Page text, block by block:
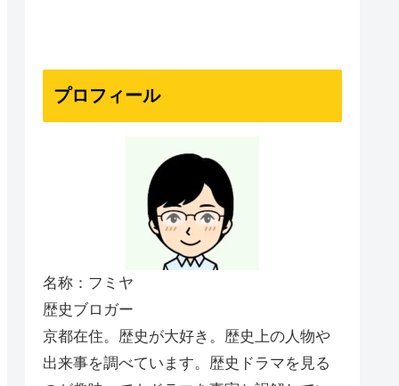
プロフィール
名称：フミヤ
歴史ブロガー
京都在住。歴史が大好き。歴史上の人物や
出来事を調べています。歴史ドラマを見る